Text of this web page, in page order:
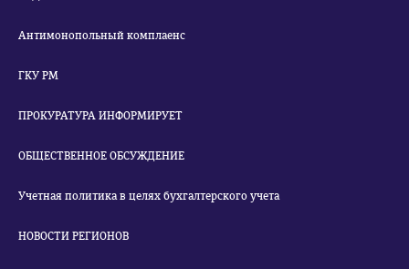
Антимонопольный комплаенс
ГКУ РМ
ПРОКУРАТУРА ИНФОРМИРУЕТ
ОБЩЕСТВЕННОЕ ОБСУЖДЕНИЕ
Учетная политика в целях бухгалтерского учета
НОВОСТИ РЕГИОНОВ